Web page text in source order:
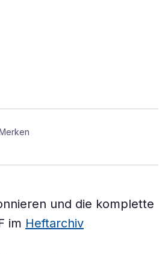
und die komplette
im Heftarchiv